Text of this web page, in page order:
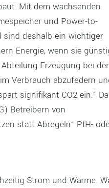
Mit dem wachsenden
und Power-to-
sind deshalb ein wichtiger
Energie, wenn sie
Erzeugung bei der
Verbrauch abzufedern
signifikant CO2 ein.“
Betreibern von
statt Abregeln“ PtH-
Strom und Wärme.